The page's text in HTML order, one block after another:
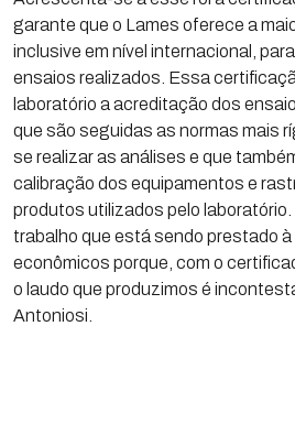
garante que o Lames oferece a
inclusive em nível internacional,
ensaios realizados. Essa
laboratório a acreditação dos
que são seguidas as normas mais
se realizar as análises e que
calibração dos equipamentos e
produtos utilizados pelo laboratório.
trabalho que está sendo prestado
econômicos porque, com o
o laudo que produzimos é
Antoniosi.